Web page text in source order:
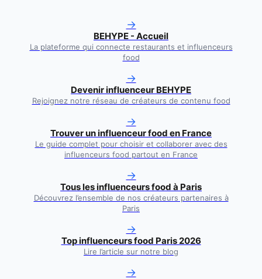
→
BEHYPE - Accueil
La plateforme qui connecte restaurants et influenceurs
food
→
Devenir influenceur BEHYPE
Rejoignez notre réseau de créateurs de contenu food
→
Trouver un influenceur food en France
Le guide complet pour choisir et collaborer avec des
influenceurs food partout en France
→
Tous les influenceurs food à Paris
Découvrez l’ensemble de nos créateurs partenaires à
Paris
→
Top influenceurs food Paris 2026
Lire l’article sur notre blog
→